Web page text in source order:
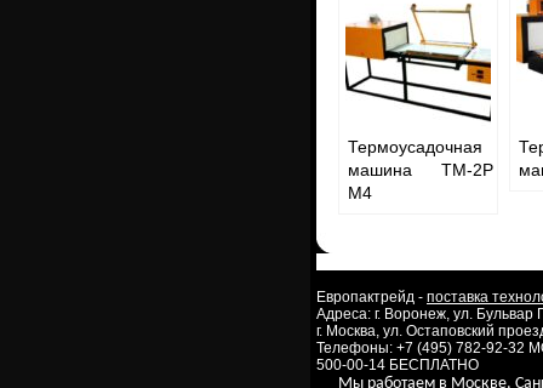
Термоусадочная
машина ТМ-2Р
М4
Европактрейд - поставка
Адреса: г. Воронеж, ул.
г. Москва, ул. Остаповский
Телефоны: +7 (495) 782-92-32
500-00-14 БЕСПЛАТНО
Мы работаем в Москве,